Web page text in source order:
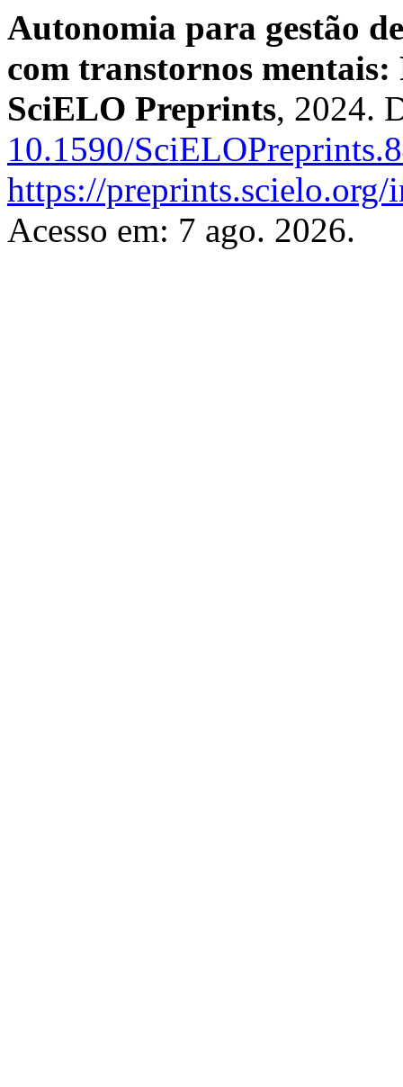
Autonomia para gestão
com transtornos mentais:
SciELO Preprints, 2024.
10.1590/
https://
Acesso em: 7 ago. 2026.